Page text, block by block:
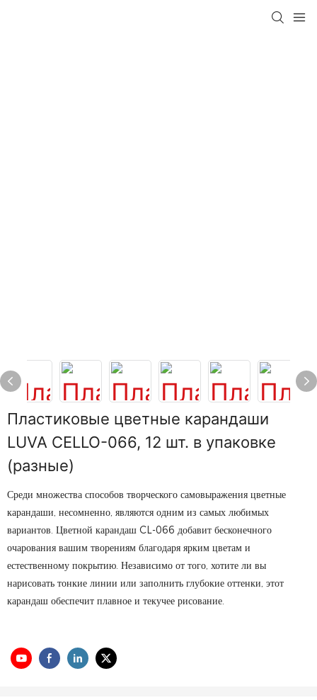
Пластиковые цветные карандаши
LUVA CELLO-066, 12 шт. в упаковке
(разные)
Среди множества способов творческого самовыражения цветные
карандаши, несомненно, являются одним из самых любимых
вариантов. Цветной карандаш CL-066 добавит бесконечного
очарования вашим творениям благодаря ярким цветам и
естественному покрытию. Независимо от того, хотите ли вы
нарисовать тонкие линии или заполнить глубокие оттенки, этот
карандаш обеспечит плавное и текучее рисование.